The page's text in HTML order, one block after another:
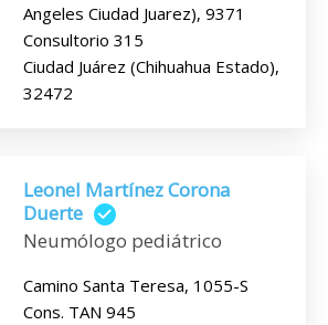
Angeles Ciudad Juarez), 9371
Consultorio 315
Ciudad Juárez (Chihuahua Estado),
32472
Leonel Martínez Corona
Duerte
Neumólogo pediátrico
Camino Santa Teresa, 1055-S
Cons. TAN 945